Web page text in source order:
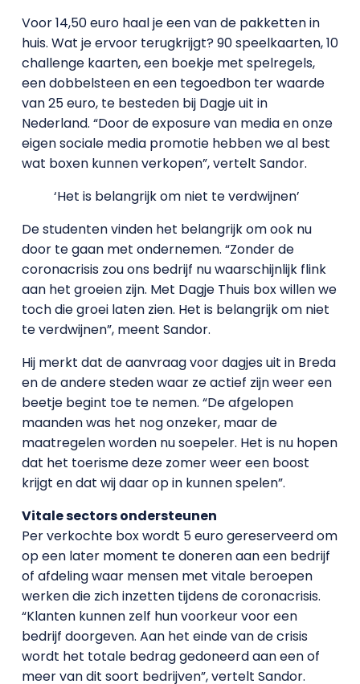
Voor 14,50 euro haal je een van de pakketten in
huis. Wat je ervoor terugkrijgt? 90 speelkaarten, 10
challenge kaarten, een boekje met spelregels,
een dobbelsteen en een tegoedbon ter waarde
van 25 euro, te besteden bij Dagje uit in
Nederland. “Door de exposure van media en onze
eigen sociale media promotie hebben we al best
wat boxen kunnen verkopen”, vertelt Sandor.
‘Het is belangrijk om niet te verdwijnen’
De studenten vinden het belangrijk om ook nu
door te gaan met ondernemen. “Zonder de
coronacrisis zou ons bedrijf nu waarschijnlijk flink
aan het groeien zijn. Met Dagje Thuis box willen we
toch die groei laten zien. Het is belangrijk om niet
te verdwijnen”, meent Sandor.
Hij merkt dat de aanvraag voor dagjes uit in Breda
en de andere steden waar ze actief zijn weer een
beetje begint toe te nemen. “De afgelopen
maanden was het nog onzeker, maar de
maatregelen worden nu soepeler. Het is nu hopen
dat het toerisme deze zomer weer een boost
krijgt en dat wij daar op in kunnen spelen”.
Vitale sectors ondersteunen
Per verkochte box wordt 5 euro gereserveerd om
op een later moment te doneren aan een bedrijf
of afdeling waar mensen met vitale beroepen
werken die zich inzetten tijdens de coronacrisis.
“Klanten kunnen zelf hun voorkeur voor een
bedrijf doorgeven. Aan het einde van de crisis
wordt het totale bedrag gedoneerd aan een of
meer van dit soort bedrijven”, vertelt Sandor.